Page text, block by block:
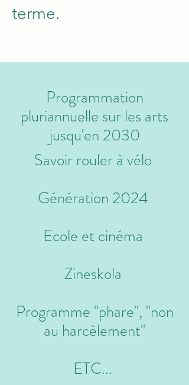
terme.
Programmation
pluriannuelle sur les arts
jusqu'en 2030
Savoir rouler à vélo
Génération 2024
Ecole et cinéma
Zineskola
Programme "phare", "non
au harcèlement"
ETC...